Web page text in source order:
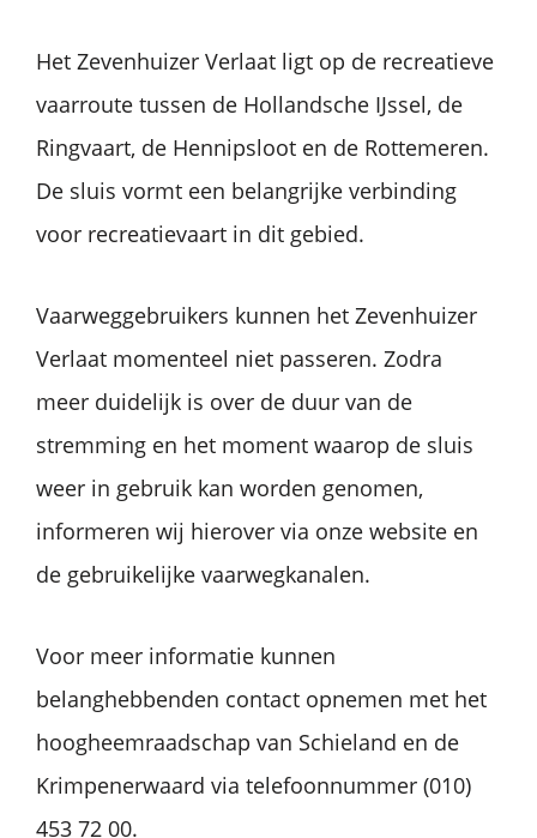
Het Zevenhuizer Verlaat ligt op de recreatieve
vaarroute tussen de Hollandsche IJssel, de
Ringvaart, de Hennipsloot en de Rottemeren.
De sluis vormt een belangrijke verbinding
voor recreatievaart in dit gebied.
Vaarweggebruikers kunnen het Zevenhuizer
Verlaat momenteel niet passeren. Zodra
meer duidelijk is over de duur van de
stremming en het moment waarop de sluis
weer in gebruik kan worden genomen,
informeren wij hierover via onze website en
de gebruikelijke vaarwegkanalen.
Voor meer informatie kunnen
belanghebbenden contact opnemen met het
hoogheemraadschap van Schieland en de
Krimpenerwaard via telefoonnummer (010)
453 72 00.